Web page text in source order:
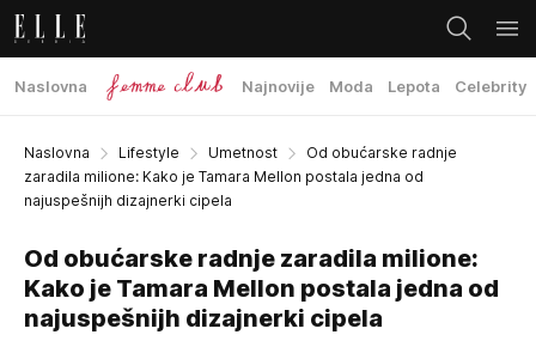
Naslovna Najnovije Moda Lepota Celebrity
Naslovna Lifestyle Umetnost
Od obućarske radnje
zaradila milione: Kako je Tamara Mellon postala jedna od
najuspešnijh dizajnerki cipela
Od obućarske radnje zaradila milione:
Kako je Tamara Mellon postala jedna od
najuspešnijh dizajnerki cipela